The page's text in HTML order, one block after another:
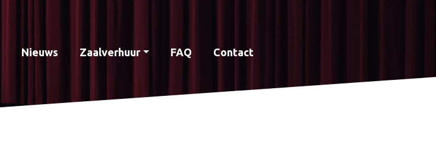
Nieuws Zaalverhuur FAQ Contact